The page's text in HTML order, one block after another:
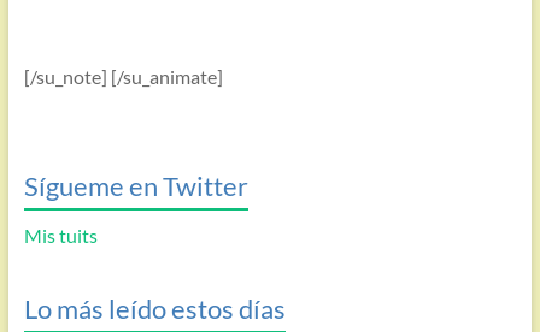
[/su_note] [/su_animate]
Sígueme en Twitter
Mis tuits
Lo más leído estos días